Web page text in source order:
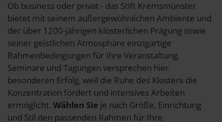
Ob business oder privat - das Stift Kremsmünster
bietet mit seinem außergewöhnlichen Ambiente und
der über 1200-jährigen klösterlichen Prägung sowie
seiner geistlichen Atmosphäre einzigartige
Rahmenbedingungen für Ihre Veranstaltung.
Seminare und Tagungen versprechen hier
besonderen Erfolg, weil die Ruhe des Klosters die
Konzentration fördert und intensives Arbeiten
ermöglicht. Wählen Sie je nach Größe, Einrichtung
und Stil den passenden Rahmen für Ihre